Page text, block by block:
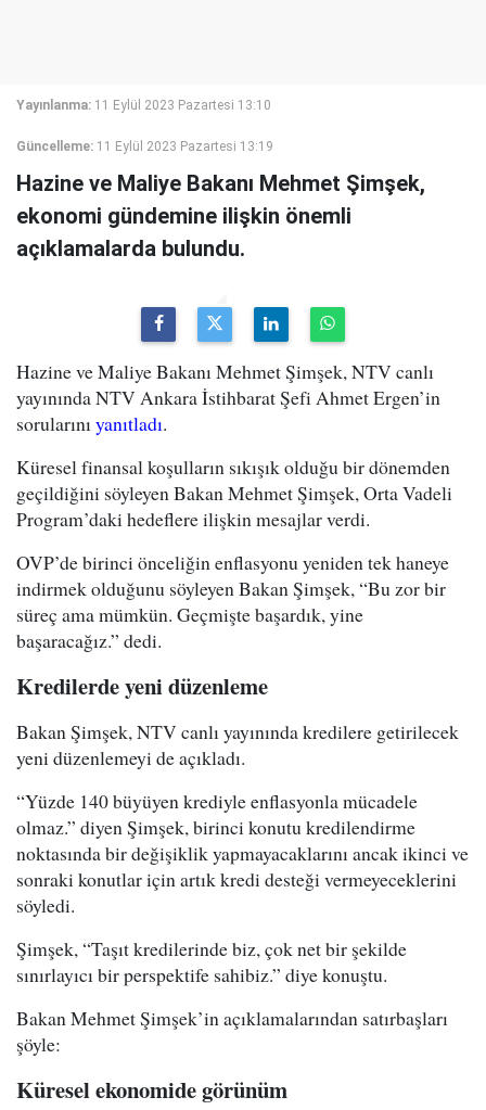
Yayınlanma: 11 Eylül 2023 Pazartesi 13:10
Güncelleme: 11 Eylül 2023 Pazartesi 13:19
Hazine ve Maliye Bakanı Mehmet Şimşek,
ekonomi gündemine ilişkin önemli
açıklamalarda bulundu.
Hazine ve Maliye Bakanı Mehmet Şimşek, NTV canlı
yayınında NTV Ankara İstihbarat Şefi Ahmet Ergen’in
sorularınıyanıtladı.
Küresel finansal koşulların sıkışık olduğu bir dönemden
geçildiğini söyleyen Bakan Mehmet Şimşek, Orta Vadeli
Program’daki hedeflere ilişkin mesajlar verdi.
OVP’de birinci önceliğin enflasyonu yeniden tek haneye
indirmek olduğunu söyleyen Bakan Şimşek, “Bu zor bir
süreç ama mümkün. Geçmişte başardık, yine
başaracağız.” dedi.
Kredilerde yeni düzenleme
Bakan Şimşek, NTV canlı yayınında kredilere getirilecek
yeni düzenlemeyi de açıkladı.
“Yüzde 140 büyüyen krediyle enflasyonla mücadele
olmaz.” diyen Şimşek, birinci konutu kredilendirme
noktasında bir değişiklik yapmayacaklarını ancak ikinci ve
sonraki konutlar için artık kredi desteği vermeyeceklerini
söyledi.
Şimşek, “Taşıt kredilerinde biz, çok net bir şekilde
sınırlayıcı bir perspektife sahibiz.” diye konuştu.
Bakan Mehmet Şimşek’in açıklamalarından satırbaşları
şöyle:
Küresel ekonomide görünüm